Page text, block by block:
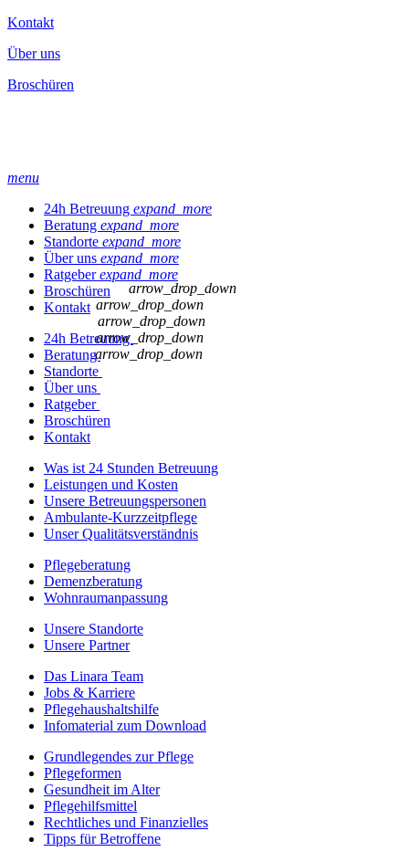
Kontakt
Über uns
Broschüren
menu
24h Betreuung expand_more
Beratung expand_more
Standorte expand_more
Über uns expand_more
Ratgeberexpand_more
Broschüren
Kontakt
24h Betreuung
arrow_drop_down
Beratung
arrow_drop_down
Standorte
arrow_drop_down
Über uns
arrow_drop_down
Ratgeber
arrow_drop_down
Broschüren
Kontakt
Was ist 24 Stunden Betreuung
Leistungen und Kosten
Unsere Betreuungspersonen
Ambulante-Kurzzeitpflege
Unser Qualitätsverständnis
Pflegeberatung
Demenzberatung
Wohnraumanpassung
Unsere Standorte
Unsere Partner
Das Linara Team
Jobs & Karriere
Pflegehaushaltshilfe
Infomaterial zum Download
Grundlegendes zur Pflege
Pflegeformen
Gesundheit im Alter
Pflegehilfsmittel
Rechtliches und Finanzielles
Tipps für Betroffene